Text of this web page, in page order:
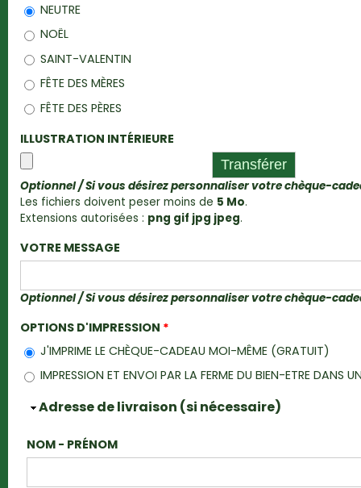
NEUTRE
NOËL
SAINT-VALENTIN
FÊTE DES MÈRES
FÊTE DES PÈRES
ILLUSTRATION INTÉRIEURE
Optionnel / Si vous désirez personnaliser votre chèque-
Les fichiers doivent peser moins de 5 Mo.
Extensions autorisées : png gif jpg jpeg.
VOTRE MESSAGE
Optionnel / Si vous désirez personnaliser votre chèque-
OPTIONS D'IMPRESSION *
J'IMPRIME LE CHÈQUE-CADEAU MOI-MÊME (GRATUIT)
IMPRESSION ET ENVOI PAR LA FERME DU BIEN-ETRE DANS
Masquer
Adresse de livraison (si nécessaire)
NOM - PRÉNOM